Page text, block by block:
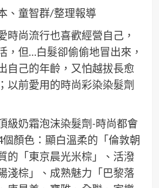
、童智群/整理報導
時尚流行也喜歡經營自己，
，但…白髮卻偷偷地冒出來，
自己的年齡 ， 又怕越拔長愈
；以前愛用的時尚彩染染髮劑
級奶霜泡沫染髮劑-時尚都會
顏色：顯白溫柔的「倫敦朝
的「東京晨光米棕 」
、活潑
淺棕 」 、成熟魅力「巴黎落